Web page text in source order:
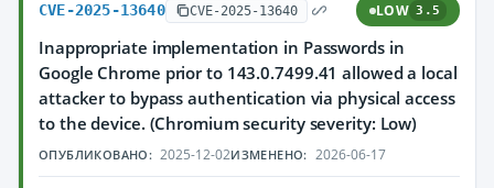
CVE-2025-13640 CVE-2025-13640 LOW 3.5
Inappropriate implementation in Passwords in
Google Chrome prior to 143.0.7499.41 allowed a local
attacker to bypass authentication via physical access
to the device. (Chromium security severity: Low)
ОПУБЛИКОВАНО: 2025-12-02ИЗМЕНЕНО: 2026-06-17